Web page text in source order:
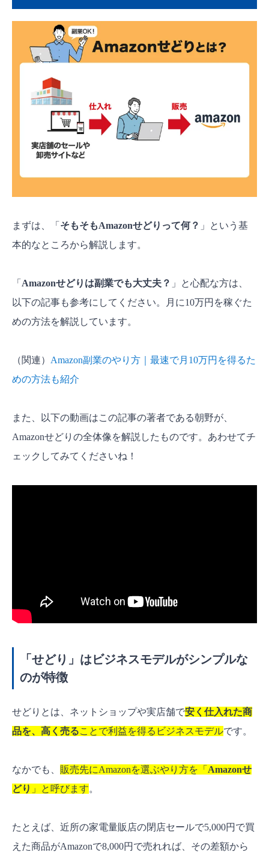
ための5つの確認項目とおすすめツール
ステップ2：商品の仕入れ｜未来の価格を読ん
で赤字を回避する
格設定と出荷戦略
Amazonせどりの仕入れ先を見つける具体的な方
店舗せどり攻略のコツ
意点と運営術
アカウント停止を招く2大リスクと対策
よくある質問【FAQ】
Amazonせどりの初期費用はいくらですか？
せどりは違法になりますか？
一歩踏み出そう！
まずは、「 そもそもAmazonせどりって何？ 」という基
本的なところから解説します。
「 Amazonせどりは副業でも大丈夫？ 」と心配な方は、
以下の記事も参考にしてください。月に10万円を稼ぐた
めの方法を解説しています。
（関連） Amazon副業のやり方｜最速で月10万円を得るた
めの方法も紹介
また、以下の動画はこの記事の著者である朝野が、
Amazonせどりの全体像を解説したものです。あわせてチ
ェックしてみてくださいね！
「せどり」はビジネスモデルがシンプルな
のが特徴
せどりとは、ネットショップや実店舗で安く仕入れた商
品を、高く売ることで利益を得るビジネスモデルです。
なかでも、 販売先にAmazonを選ぶやり方を「 Amazonせ
どり 」と呼びます。
たとえば、近所の家電量販店の閉店セールで5,000円で買
えた商品がAmazonで8,000円で売れれば、その差額から